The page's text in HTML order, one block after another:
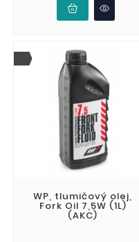
WP, tlumičový olej,
Fork Oil 7,5W (1L)
(AKC)